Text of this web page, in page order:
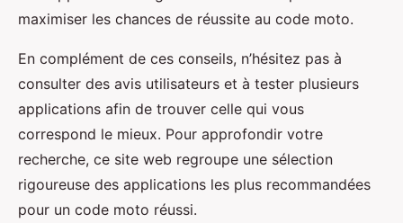
maximiser les chances de réussite au code moto.
En complément de ces conseils, n’hésitez pas à
consulter des avis utilisateurs et à tester plusieurs
applications afin de trouver celle qui vous
correspond le mieux. Pour approfondir votre
recherche, ce site web regroupe une sélection
rigoureuse des applications les plus recommandées
pour un code moto réussi.